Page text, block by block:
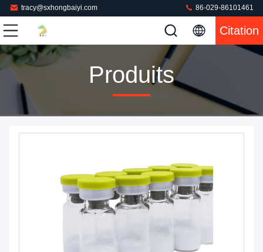
tracy@sxhongbaiyi.com 86-029-86101461
Citation
Produits